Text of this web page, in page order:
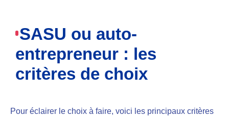
SASU ou auto-
entrepreneur : les
critères de choix
Pour éclairer le choix à faire, voici les principaux critères